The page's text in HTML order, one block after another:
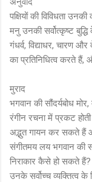
पक्षियों की विविधता
मनु उनकी सर्वोत्कृष्ट
गंधर्व, विद्याधर, चारण
का प्रतिनिधित्व करते हैं,
मुराद
भगवान की सौंदर्यबोध
रंगीन रचना में प्रकट
अद्भुत गायन कर सकते हैं
संगीतमय लय भगवान की
निराकार कैसे हो सकते
उनके सर्वोच्च व्यक्तित्व